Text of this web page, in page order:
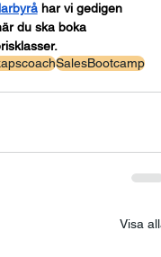
har vi gedigen
du ska boka
SalesBootcamp
Visa